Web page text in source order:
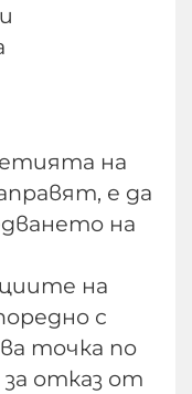
на
е да
на
на
с
точка по
отказ от